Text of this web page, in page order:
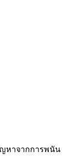
หาจากการพนัน